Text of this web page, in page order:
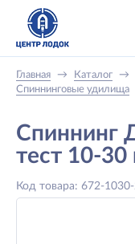
Главная → Каталог →
Спиннинговые удилища
Спиннинг
тест 10-30
Код товара: 672-